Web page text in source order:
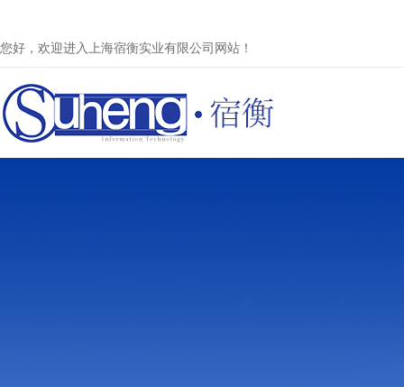
您好，欢迎进入上海宿衡实业有限公司网站！